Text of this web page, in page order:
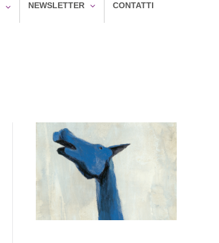
NEWSLETTER CONTATTI